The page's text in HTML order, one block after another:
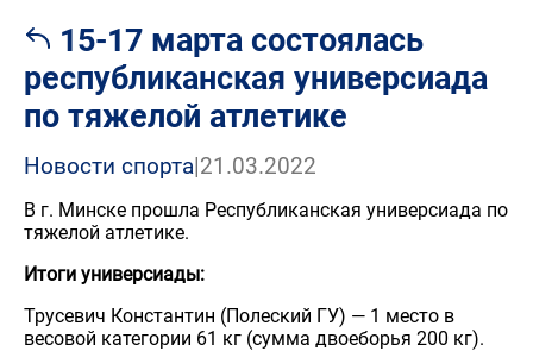
15-17 марта состоялась
республиканская универсиада
по тяжелой атлетике
Новости спорта|21.03.2022
В г. Минске прошла Республиканская универсиада по
тяжелой атлетике.
Итоги универсиады:
Трусевич Константин (Полеский ГУ) — 1 место в
весовой категории 61 кг (сумма двоеборья 200 кг).